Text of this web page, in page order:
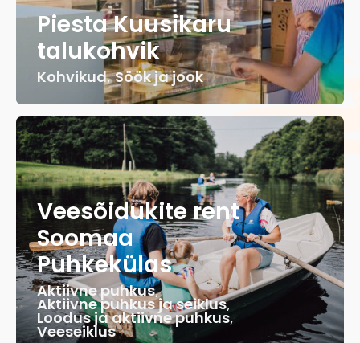
Piesta Kuusikaru
talukohvik
Kohvikud,Söök ja jook
Veesõidukite rent
Soomaa
Puhkekülas
Aktiivne puhkus,
Aktiivne puhkus ja seiklus,
Loodus ja aktiivne puhkus,
Veeseiklus